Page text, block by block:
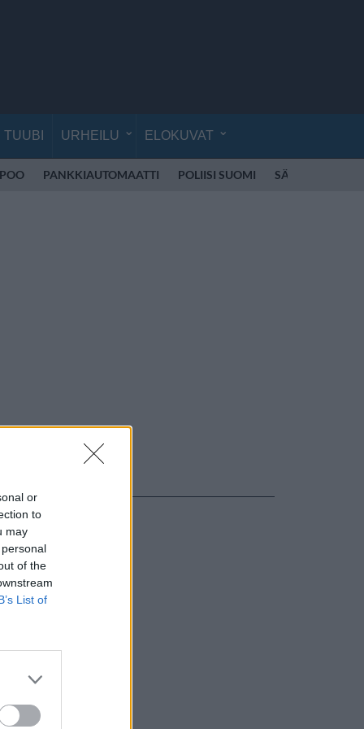
or
to
may
of the
List of
TUUBI URHEILU ELOKUVAT
PANKKIAUTOMAATTI POLIISI SUOMI